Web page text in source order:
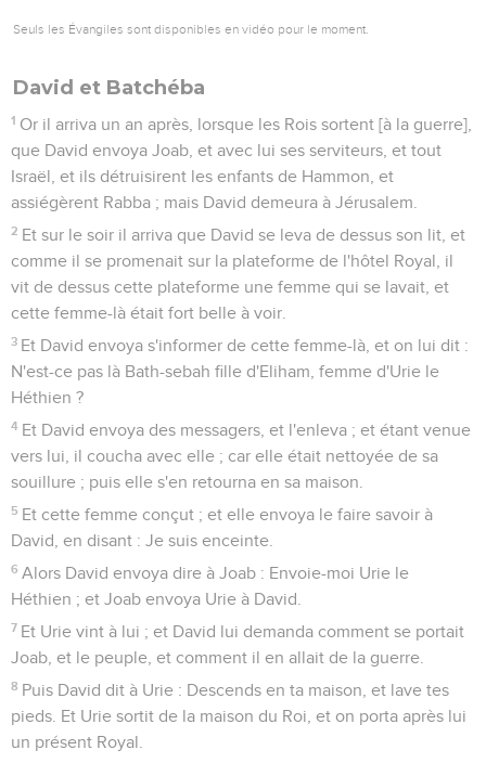
Seuls les Évangiles sont disponibles en vidéo pour le moment.
David et Batchéba
1 Or il arriva un an après, lorsque les Rois sortent [à la guerre],
que David envoya Joab, et avec lui ses serviteurs, et tout
Israël, et ils détruisirent les enfants de Hammon, et
assiégèrent Rabba ; mais David demeura à Jérusalem.
2 Et sur le soir il arriva que David se leva de dessus son lit, et
comme il se promenait sur la plateforme de l'hôtel Royal, il
vit de dessus cette plateforme une femme qui se lavait, et
cette femme-là était fort belle à voir.
3 Et David envoya s'informer de cette femme-là, et on lui dit :
N'est-ce pas là Bath-sebah fille d'Eliham, femme d'Urie le
Héthien ?
4 Et David envoya des messagers, et l'enleva ; et étant venue
vers lui, il coucha avec elle ; car elle était nettoyée de sa
souillure ; puis elle s'en retourna en sa maison.
5 Et cette femme conçut ; et elle envoya le faire savoir à
David, en disant : Je suis enceinte.
6 Alors David envoya dire à Joab : Envoie-moi Urie le
Héthien ; et Joab envoya Urie à David.
7 Et Urie vint à lui ; et David lui demanda comment se portait
Joab, et le peuple, et comment il en allait de la guerre.
8 Puis David dit à Urie : Descends en ta maison, et lave tes
pieds. Et Urie sortit de la maison du Roi, et on porta après lui
un présent Royal.